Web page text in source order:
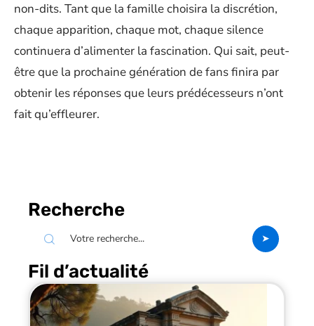
non-dits. Tant que la famille choisira la discrétion,
chaque apparition, chaque mot, chaque silence
continuera d’alimenter la fascination. Qui sait, peut-
être que la prochaine génération de fans finira par
obtenir les réponses que leurs prédécesseurs n’ont
fait qu’effleurer.
Recherche
Fil d’actualité